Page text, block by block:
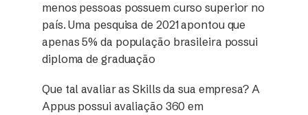
menos pessoas possuem curso superior no
país.Uma pesquisa de 2021apontou que
apenas 5% da população brasileira possui
diploma de graduação
Que tal avaliar as Skills da sua empresa? A
Appus possui avaliação 360 em